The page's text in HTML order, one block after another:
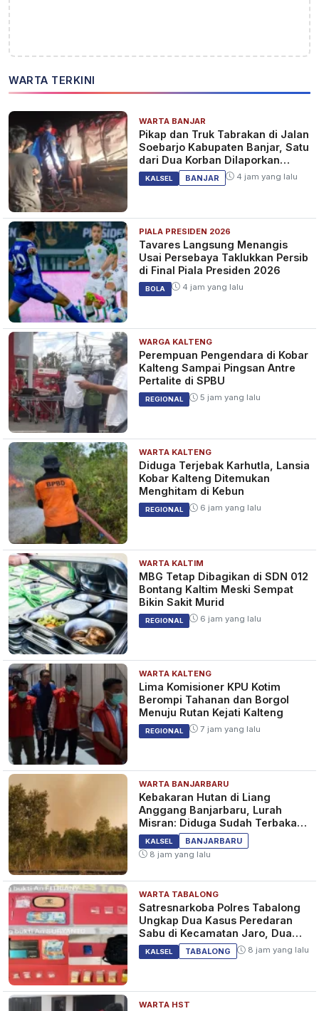
WARTA TERKINI
WARTA BANJAR
Pikap dan Truk Tabrakan di Jalan
Soebarjo Kabupaten Banjar, Satu
dari Dua Korban Dilaporkan
Tewas
KALSEL BANJAR 4 jam yang lalu
PIALA PRESIDEN 2026
Tavares Langsung Menangis
Usai Persebaya Taklukkan Persib
di Final Piala Presiden 2026
BOLA 4 jam yang lalu
WARGA KALTENG
Perempuan Pengendara di Kobar
Kalteng Sampai Pingsan Antre
Pertalite di SPBU
REGIONAL 5 jam yang lalu
WARTA KALTENG
Diduga Terjebak Karhutla, Lansia
Kobar Kalteng Ditemukan
Menghitam di Kebun
REGIONAL 6 jam yang lalu
WARTA KALTIM
MBG Tetap Dibagikan di SDN 012
Bontang Kaltim Meski Sempat
Bikin Sakit Murid
REGIONAL 6 jam yang lalu
WARTA KALTENG
Lima Komisioner KPU Kotim
Berompi Tahanan dan Borgol
Menuju Rutan Kejati Kalteng
REGIONAL 7 jam yang lalu
WARTA BANJARBARU
Kebakaran Hutan di Liang
Anggang Banjarbaru, Lurah
Misran: Diduga Sudah Terbakar
Sejak Tadi Malam
KALSEL
BANJARBARU
8 jam yang lalu
WARTA TABALONG
Satresnarkoba Polres Tabalong
Ungkap Dua Kasus Peredaran
Sabu di Kecamatan Jaro, Dua
Pelaku Diamankan
KALSEL TABALONG 8 jam yang lalu
WARTA HST